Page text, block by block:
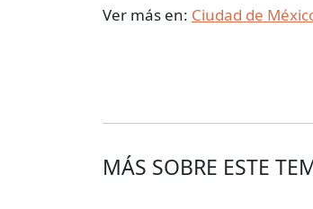
Ver más en: Ciudad de
MÁS SOBRE ESTE